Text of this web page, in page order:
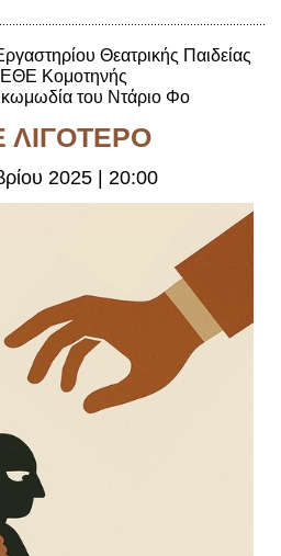
order
Θεατρικής Παιδείας
Κομοτηνής
κωμωδία του Ντάριο Φο
ΛΙΓΟΤΕΡΟ
2025 | 20:00